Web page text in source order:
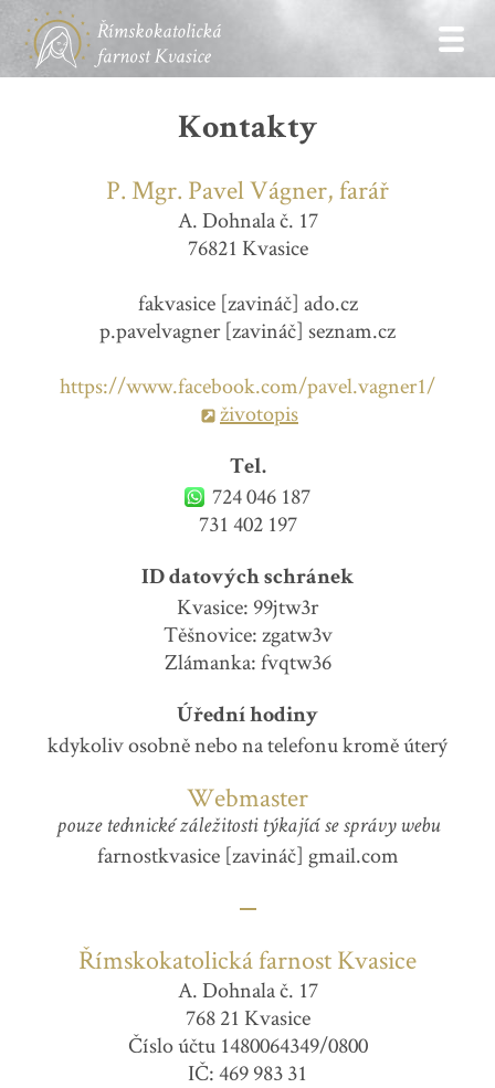
Kontakty
P. Mgr. Pavel Vágner, farář
A. Dohnala č. 17
76821 Kvasice
fakvasice [zavináč] ado.cz
p.pavelvagner [zavináč] seznam.cz
https://www.facebook.com/pavel.vagner1/
životopis
Tel.
724 046 187
731 402 197
ID datových schránek
Kvasice: 99jtw3r
Těšnovice: zgatw3v
Zlámanka: fvqtw36
Úřední hodiny
kdykoliv osobně nebo na telefonu kromě úterý
Webmaster
pouze technické záležitosti týkající se správy webu
farnostkvasice [zavináč] gmail.com
Římskokatolická farnost Kvasice
A. Dohnala č. 17
768 21 Kvasice
Číslo účtu 1480064349/0800
IČ: 469 983 31